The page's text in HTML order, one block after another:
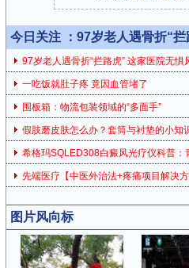
今日关注 ： 97岁老人遇骨折“
97岁老人遇骨折“拦路虎” 这家医院无惧
一吃饭就肚子疼 竟因血管堵了
围板箱：物流包装领域的“多面手”
假肢磨皮肤怎么办？套筒与衬垫的小知
希格玛SQLED308白癜风光疗仪科普：
先端医疗【中医外治法+疼痛项目解决
图片风向标